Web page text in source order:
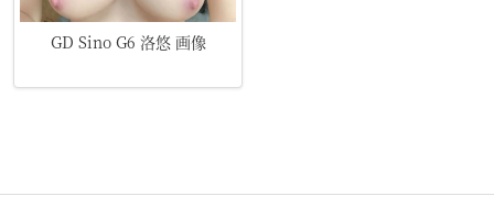
GD Sino G6 洛悠 画像